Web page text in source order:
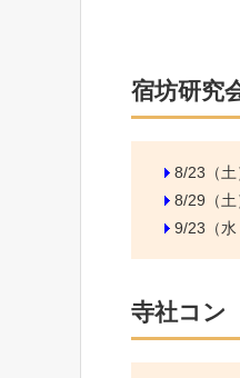
宿坊研究
8/23（
8/29（
9/23（
寺社コン